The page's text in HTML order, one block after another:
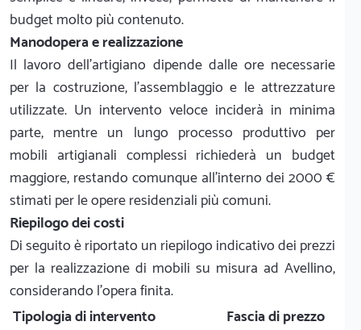
budget molto più contenuto.
Manodopera e realizzazione
Il lavoro dell'artigiano dipende dalle ore necessarie
per la costruzione, l'assemblaggio e le attrezzature
utilizzate. Un intervento veloce inciderà in minima
parte, mentre un lungo processo produttivo per
mobili artigianali complessi richiederà un budget
maggiore, restando comunque all'interno dei 2000 €
stimati per le opere residenziali più comuni.
Riepilogo dei costi
Di seguito è riportato un riepilogo indicativo dei prezzi
per la realizzazione di mobili su misura ad Avellino,
considerando l'opera finita.
Tipologia di intervento
Fascia di prezzo